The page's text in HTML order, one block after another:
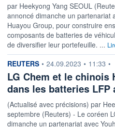
par Heekyong Yang SEOUL
annoncé dimanche un partenariat
Huayou Group, pour construire
composants de batteries de
de diversifier leur portefeuille. ...
information fournie par
REUTERS • 24.09.2023 • 11:33 •
LG Chem et le chinois
dans les batteries LFP
(Actualisé avec précisions) par
septembre (Reuters) - Le coréen
dimanche un partenariat avec